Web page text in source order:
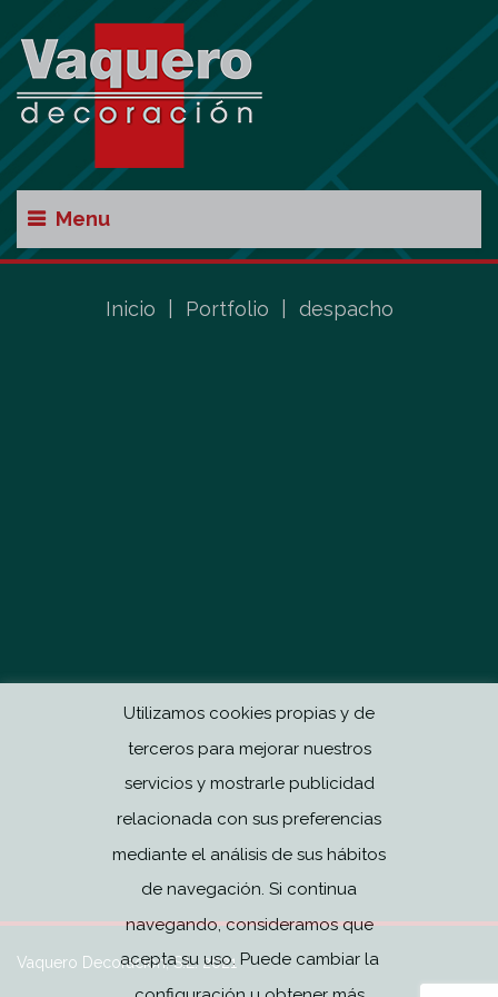
Menu
Inicio Portfolio despacho
Vaquero Decoración, S.L. 2021
Utilizamos cookies propias y de
terceros para mejorar nuestros
servicios y mostrarle publicidad
relacionada con sus preferencias
mediante el análisis de sus hábitos
de navegación. Si continua
navegando, consideramos que
acepta su uso. Puede cambiar la